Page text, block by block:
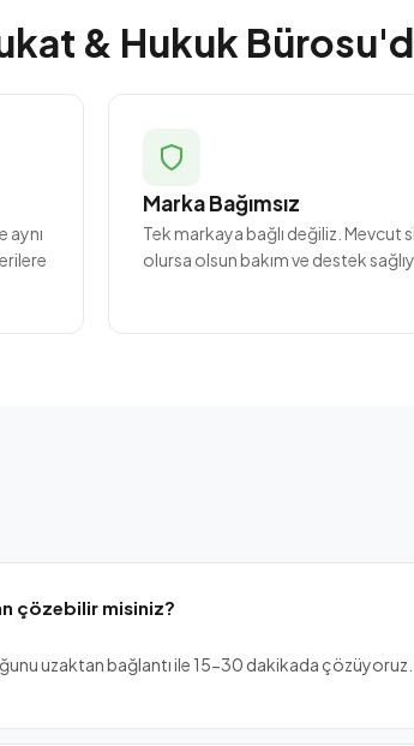
& Hukuk
aynı
Marka Bağımsız
Tek markaya bağlı değiliz. Mevcut
olursa olsun bakım ve destek
çözebilir misiniz?
uzaktan bağlantı ile 15-30 dakikada çözüyoruz.